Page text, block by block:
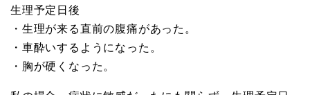
生理予定日後
・生理が来る直前の腹痛があった。
・車酔いするようになった。
・胸が硬くなった。